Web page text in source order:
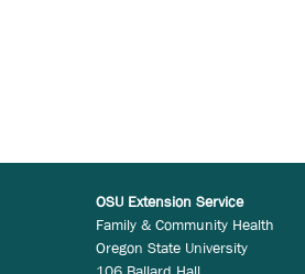
OSU Extension Service
Family & Community Health
Oregon State University